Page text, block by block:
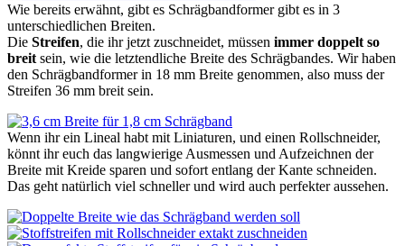
Wie bereits erwähnt, gibt es Schrägbandformer gibt es in 3
unterschiedlichen Breiten.
Die Streifen, die ihr jetzt zuschneidet, müssen immer doppelt so
breit sein, wie die letztendliche Breite des Schrägbandes. Wir haben
den Schrägbandformerin 18 mm Breite genommen, also muss der
Streifen 36 mm breit sein.
Wenn ihr ein Lineal habt mit Liniaturen, und einen Rollschneider,
könnt ihr euch das langwierige Ausmessen und Aufzeichnen der
Breite mit Kreide sparen und sofort entlang der Kante schneiden.
Das geht natürlich viel schneller und wird auch perfekter aussehen.